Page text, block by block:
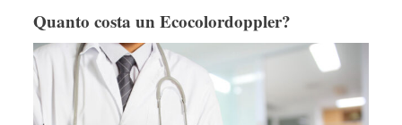
Quanto costa un Ecocolordoppler?